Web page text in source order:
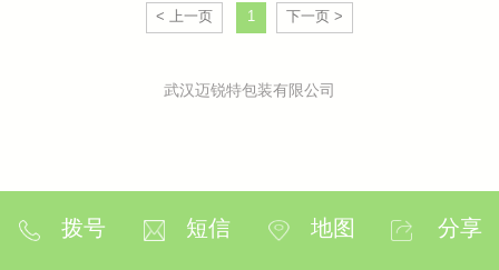
< 上一页 1 下一页 >
武汉迈锐特包装有限公司
拨号 短信 地图 分享